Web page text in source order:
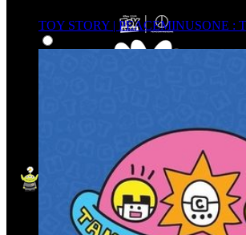
TOY STORY | PEACEMINUSONE :